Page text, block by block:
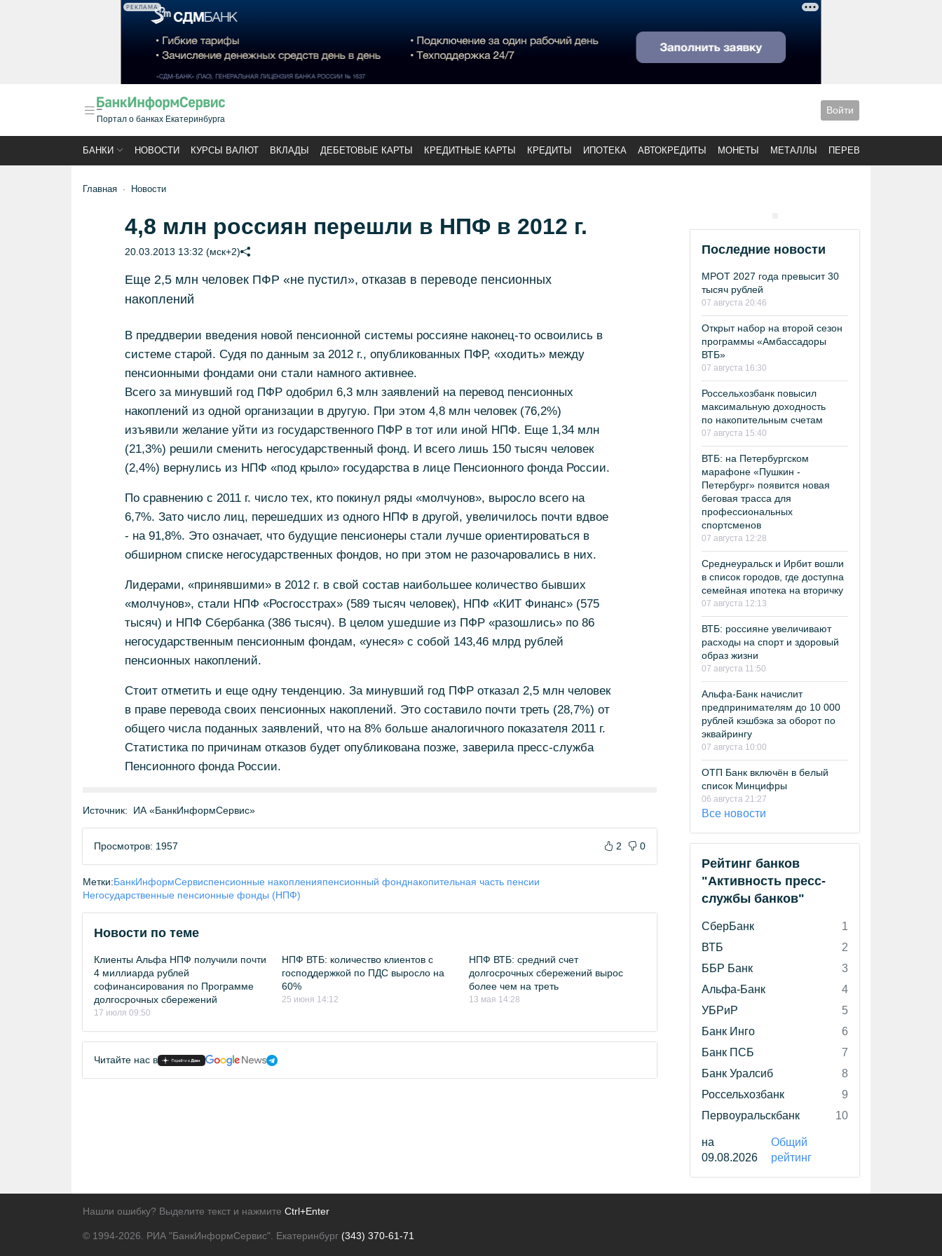
РЕКЛАМА
Портал о банках Екатеринбурга
Войти
БАНКИ НОВОСТИ КУРСЫ ВАЛЮТ ВКЛАДЫ ДЕБЕТОВЫЕ КАРТЫ КРЕДИТНЫЕ КАРТЫ КРЕДИТЫ ИПОТЕКА АВТОКРЕДИТЫ МОНЕТЫ МЕТАЛЛЫ ПЕРЕВОДЫ
Главная Новости
4,8 млн россиян перешли в НПФ в 2012 г.
20.03.2013 13:32 (мск+2)
Еще 2,5 млн человек ПФР «не пустил», отказав в переводе пенсионных
накоплений
В преддверии введения новой пенсионной системы россияне наконец-то освоились в
системе старой. Судя по данным за 2012 г., опубликованных ПФР, «ходить» между
пенсионными фондами они стали намного активнее.
Всего за минувший год ПФР одобрил 6,3 млн заявлений на перевод пенсионных
накоплений из одной организации в другую. При этом 4,8 млн человек (76,2%)
изъявили желание уйти из государственного ПФР в тот или иной НПФ. Еще 1,34 млн
(21,3%) решили сменить негосударственный фонд. И всего лишь 150 тысяч человек
(2,4%) вернулись из НПФ «под крыло» государства в лице Пенсионного фонда России.
По сравнению с 2011 г. число тех, кто покинул ряды «молчунов», выросло всего на
6,7%. Зато число лиц, перешедших из одного НПФ в другой, увеличилось почти вдвое
- на 91,8%. Это означает, что будущие пенсионеры стали лучше ориентироваться в
обширном списке негосударственных фондов, но при этом не разочаровались в них.
Лидерами, «принявшими» в 2012 г. в свой состав наибольшее количество бывших
«молчунов», стали НПФ «Росгосстрах» (589 тысяч человек), НПФ «КИТ Финанс» (575
тысяч) и НПФ Сбербанка (386 тысяч). В целом ушедшие из ПФР «разошлись» по 86
негосударственным пенсионным фондам, «унеся» с собой 143,46 млрд рублей
пенсионных накоплений.
Стоит отметить и еще одну тенденцию. За минувший год ПФР отказал 2,5 млн человек
в праве перевода своих пенсионных накоплений. Это составило почти треть (28,7%) от
общего числа поданных заявлений, что на 8% больше аналогичного показателя 2011 г.
Статистика по причинам отказов будет опубликована позже, заверила пресс-служба
Пенсионного фонда России.
Источник: ИА «БанкИнформСервис»
Просмотров: 1957 2 0
Метки:БанкИнформСервиспенсионные накопленияпенсионный фонднакопительная часть пенсии
Негосударственные пенсионные фонды (НПФ)
Новости по теме
Клиенты Альфа НПФ получили почти
4 миллиарда рублей
софинансирования по Программе
долгосрочных сбережений
17 июля 09:50
НПФ ВТБ: количество клиентов с
господдержкой по ПДС выросло на
60%
25 июня 14:12
НПФ ВТБ: средний счет
долгосрочных сбережений вырос
более чем на треть
13 мая 14:28
Читайте нас в
Последние новости
МРОТ 2027 года превысит 30
тысяч рублей
07 августа 20:46
Открыт набор на второй сезон
программы «Амбассадоры
ВТБ»
07 августа 16:30
Россельхозбанк повысил
максимальную доходность
по накопительным счетам
07 августа 15:40
ВТБ: на Петербургском
марафоне «Пушкин -
Петербург» появится новая
беговая трасса для
профессиональных
спортсменов
07 августа 12:28
Среднеуральск и Ирбит вошли
в список городов, где доступна
семейная ипотека на вторичку
07 августа 12:13
ВТБ: россияне увеличивают
расходы на спорт и здоровый
образ жизни
07 августа 11:50
Альфа-Банк начислит
предпринимателям до 10 000
рублей кэшбэка за оборот по
эквайрингу
07 августа 10:00
ОТП Банк включён в белый
список Минцифры
06 августа 21:27
Все новости
Рейтинг банков
"Активность пресс-
службы банков"
СберБанк
1
ВТБ
2
ББР Банк
3
Альфа-Банк
4
УБРиР
5
Банк Инго
6
Банк ПСБ
7
Банк Уралсиб
8
Россельхозбанк
9
Первоуральскбанк
10
на
09.08.2026
Общий
рейтинг
Нашли ошибку? Выделите текст и нажмите Ctrl+Enter
© 1994-2026. РИА "БанкИнформСервис". Екатеринбург (343) 370-61-71